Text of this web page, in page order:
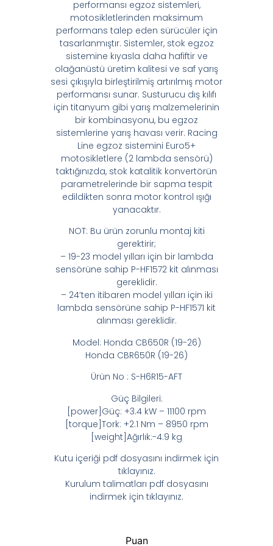
Puan
performansı egzoz sistemleri,
motosikletlerinden maksimum
performans talep eden sürücüler için
tasarlanmıştır. Sistemler, stok egzoz
sistemine kıyasla daha hafiftir ve
olağanüstü üretim kalitesi ve saf yarış
sesi çıkışıyla birleştirilmiş artırılmış motor
performansı sunar. Susturucu dış kılıfı
için titanyum gibi yarış malzemelerinin
bir kombinasyonu, bu egzoz
sistemlerine yarış havası verir. Racing
Line egzoz sistemini Euro5+
motosikletlere (2 lambda sensörü)
taktığınızda, stok katalitik konvertörün
parametrelerinde bir sapma tespit
edildikten sonra motor kontrol ışığı
yanacaktır.
NOT: Bu ürün zorunlu montaj kiti
gerektirir;
– 19-23 model yılları için bir lambda
sensörüne sahip P-HF1572 kit alınması
gereklidir.
– 24’ten itibaren model yılları için iki
lambda sensörüne sahip P-HF1571 kit
alınması gereklidir.
Model: Honda CB650R (19-26)
Honda CBR650R (19-26)
Ürün No : S-H6R15-AFT
Güç Bilgileri:
[power]Güç: +3.4 kW – 11100 rpm
[torque]Tork: +2.1 Nm – 8950 rpm
[weight]Ağırlık:-4.9 kg
Kutu içeriği pdf dosyasını indirmek için
tıklayınız.
Kurulum talimatları pdf dosyasını
indirmek için tıklayınız.